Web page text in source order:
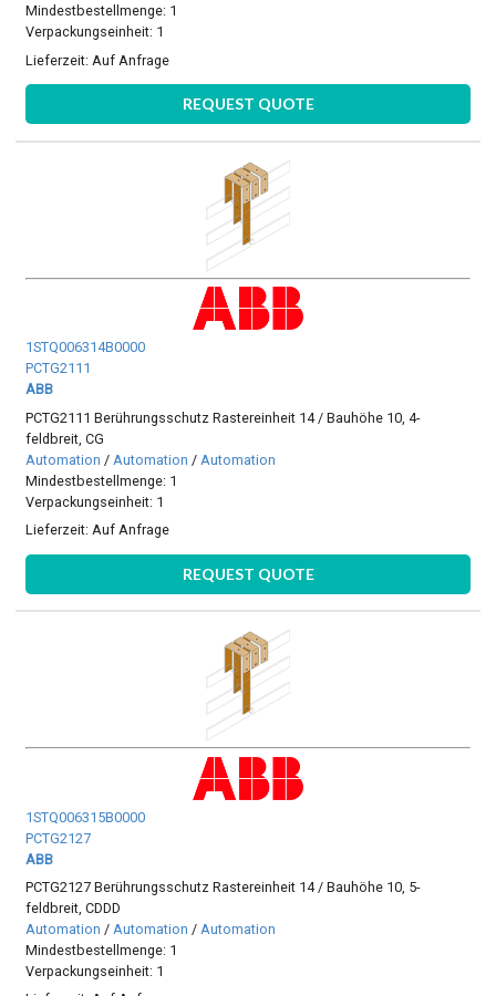
Mindestbestellmenge: 1
Verpackungseinheit: 1
Lieferzeit: Auf Anfrage
REQUEST QUOTE
1STQ006314B0000
PCTG2111
ABB
PCTG2111 Berührungsschutz Rastereinheit 14 / Bauhöhe 10, 4-
feldbreit, CG
Automation / Automation / Automation
Mindestbestellmenge: 1
Verpackungseinheit: 1
Lieferzeit: Auf Anfrage
REQUEST QUOTE
1STQ006315B0000
PCTG2127
ABB
PCTG2127 Berührungsschutz Rastereinheit 14 / Bauhöhe 10, 5-
feldbreit, CDDD
Automation /Automation /Automation
Mindestbestellmenge: 1
Verpackungseinheit: 1